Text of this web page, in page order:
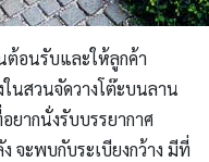
ต้อนรับและให้ลูกค้า
นสวนจัดวางโต๊ะบนลาน
ากนั่งรับบรรยากาศ
จะพบกับระเบียงกว้าง มีที่